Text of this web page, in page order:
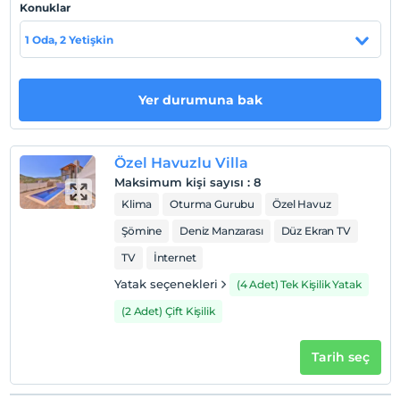
Plaja 3 km uzaklıktadır.
Haritada Göster
Otel koşulları
Check/in
En erken saat 16:00 ve sonrası
En geç saat 11:00 ve öncesi
Konuklar
1 Oda, 2 Yetişkin
Yer durumuna bak
Özel Havuzlu Villa
Maksimum kişi sayısı : 8
Klima Oturma Gurubu
Özel Havuz
Şömine
Deniz Manzarası
Düz Ekran TV
TV
İnternet
Yatak seçenekleri
(4 Adet) Tek Kişilik Yatak
(2 Adet) Çift Kişilik
Tarih seç